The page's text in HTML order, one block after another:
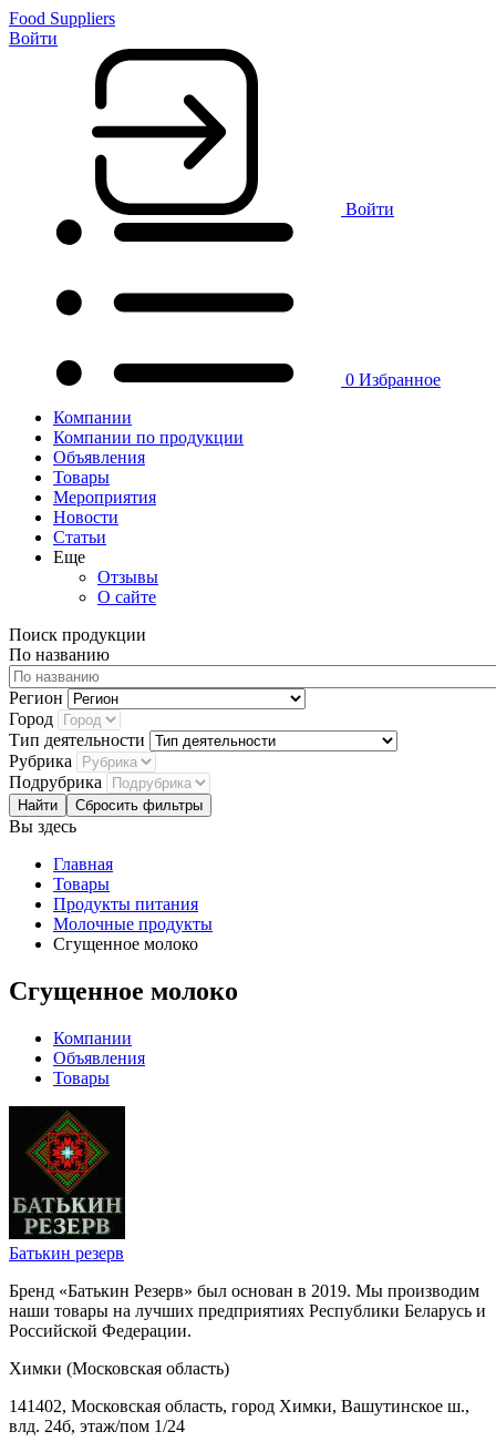
Food Suppliers
Войти
Войти
0 Избранное
Компании
Компании по продукции
Объявления
Товары
Мероприятия
Новости
Статьи
Еще
Отзывы
О сайте
Поиск продукции
По названию
Регион
Город
Тип деятельности
Рубрика
Подрубрика
Сбросить фильтры
Вы здесь
Главная
Товары
Продукты питания
Молочные продукты
Сгущенное молоко
Сгущенное молоко
Компании
Объявления
Товары
Батькин резерв
Бренд «Батькин Резерв» был основан в 2019. Мы производим
наши товары на лучших предприятиях Республики Беларусь и
Российской Федерации.
Химки (Московская область)
141402, Московская область, город Химки, Вашутинское ш.,
влд. 24б, этаж/пом 1/24